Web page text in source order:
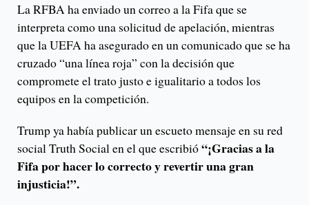
La RFBA ha enviado un correo a la Fifa que se
interpreta como una solicitud de apelación, mientras
que la UEFA ha asegurado en un comunicado que se ha
cruzado “una línea roja” con la decisión que
compromete el trato justo e igualitario a todos los
equipos en la competición.
Trump ya había publicar un escueto mensaje en su red
social Truth Social en el que escribió“¡Gracias a la
Fifa por hacer lo correcto y revertir una gran
injusticia!”.